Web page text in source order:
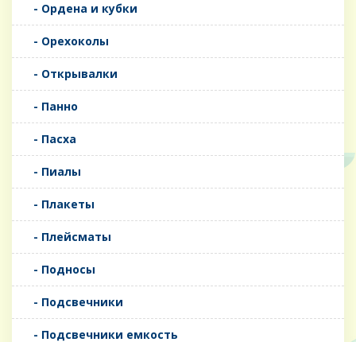
- Ордена и кубки
- Орехоколы
- Открывалки
- Панно
- Пасха
- Пиалы
- Плакеты
- Плейсматы
- Подносы
- Подсвечники
- Подсвечники емкость